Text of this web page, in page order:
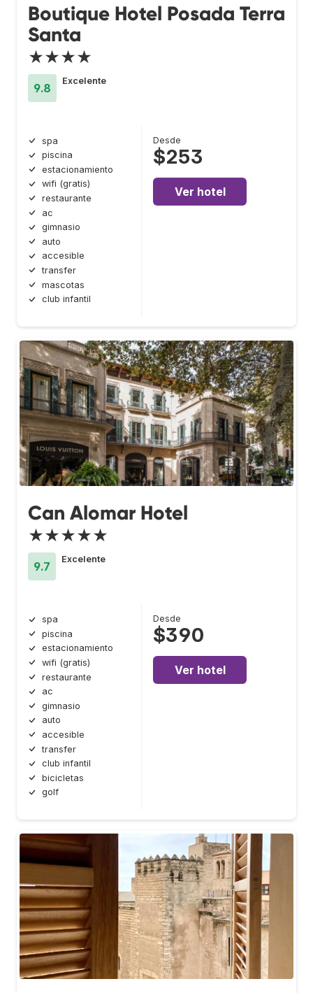
Boutique Hotel Posada Terra
Santa
★★★★
9.8
Excelente
spa
piscina
estacionamiento
wifi (gratis)
restaurante
ac
gimnasio
auto
accesible
transfer
mascotas
club infantil
Desde
$253
Ver hotel
Can Alomar Hotel
★★★★★
9.7
Excelente
spa
piscina
estacionamiento
wifi (gratis)
restaurante
ac
gimnasio
auto
accesible
transfer
club infantil
bicicletas
golf
Desde
$390
Ver hotel